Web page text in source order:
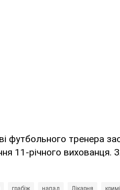
футбольного тренера
11-річного вихованця.